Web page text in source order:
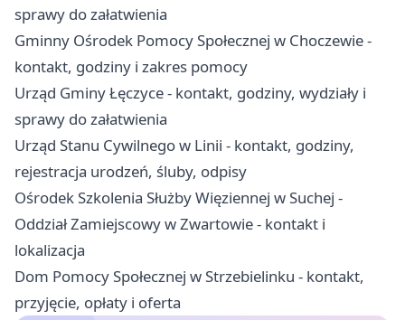
sprawy do załatwienia
Gminny Ośrodek Pomocy Społecznej w Choczewie -
kontakt, godziny i zakres pomocy
Urząd Gminy Łęczyce - kontakt, godziny, wydziały i
sprawy do załatwienia
Urząd Stanu Cywilnego w Linii - kontakt, godziny,
rejestracja urodzeń, śluby, odpisy
Ośrodek Szkolenia Służby Więziennej w Suchej -
Oddział Zamiejscowy w Zwartowie - kontakt i
lokalizacja
Dom Pomocy Społecznej w Strzebielinku - kontakt,
przyjęcie, opłaty i oferta